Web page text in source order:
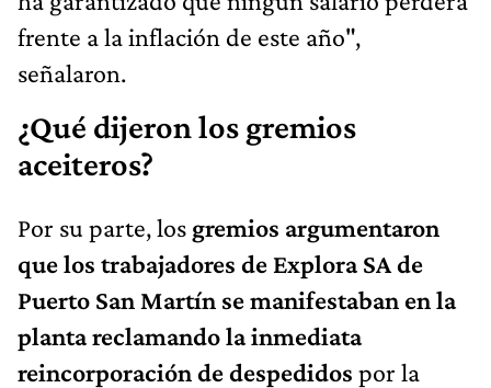
frente a la inflación de este año",
señalaron.
¿Qué dijeron los gremios
aceiteros?
Por su parte, los gremios argumentaron
que los trabajadores de Explora SA de
Puerto San Martín se manifestaban en la
planta reclamando la inmediata
reincorporación de despedidos por la